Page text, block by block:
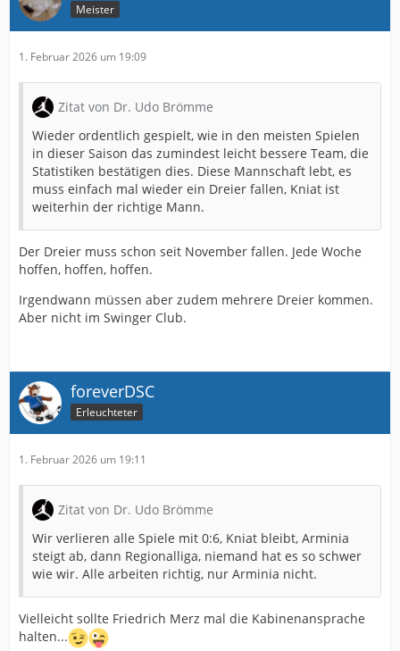
Meister
1. Februar 2026 um 19:09
Zitat von Dr. Udo Brömme
Wieder ordentlich gespielt, wie in den meisten Spielen
in dieser Saison das zumindest leicht bessere Team, die
Statistiken bestätigen dies. Diese Mannschaft lebt, es
muss einfach mal wieder ein Dreier fallen, Kniat ist
weiterhin der richtige Mann.
Der Dreier muss schon seit November fallen. Jede Woche
hoffen, hoffen, hoffen.
Irgendwann müssen aber zudem mehrere Dreier kommen.
Aber nicht im Swinger Club.
foreverDSC
Erleuchteter
1. Februar 2026 um 19:11
Zitat von Dr. Udo Brömme
Wir verlieren alle Spiele mit 0:6, Kniat bleibt, Arminia
steigt ab, dann Regionalliga, niemand hat es so schwer
wie wir. Alle arbeiten richtig, nur Arminia nicht.
Vielleicht sollte Friedrich Merz mal die Kabinenansprache
halten...